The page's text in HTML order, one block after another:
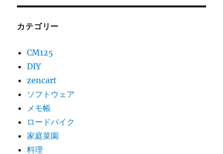
カテゴリー
CM125
DIY
zencart
ソフトウェア
メモ帳
ロードバイク
家庭菜園
料理